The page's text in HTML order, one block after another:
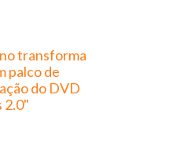
transforma
palco de
do DVD
2.0"